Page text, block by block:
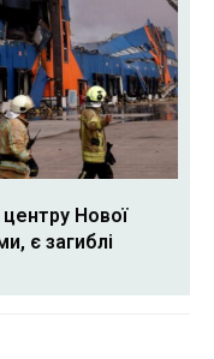
Нової
є загиблі